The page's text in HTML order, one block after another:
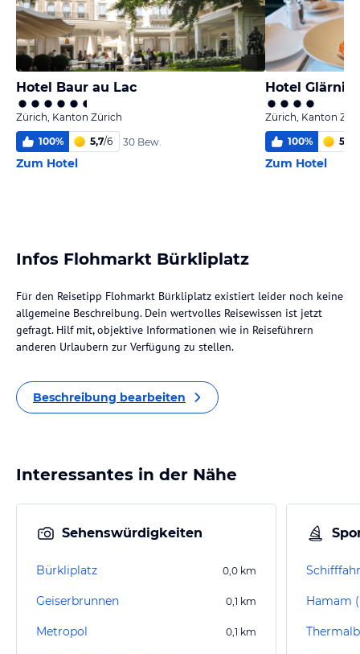
Hotel Baur au Lac
Zürich, Kanton Zürich
100% 5,7/6 30 Bew.
Zum Hotel
Hotel
Zürich, Kanton
100% 5,0
Zum Hotel
Infos Flohmarkt Bürkliplatz
Für den Reisetipp Flohmarkt Bürkliplatz existiert leider noch keine
allgemeine Beschreibung. Dein wertvolles Reisewissen ist jetzt
gefragt. Hilf mit, objektive Informationen wie in Reiseführern
anderen Urlaubern zur Verfügung zu stellen.
Beschreibung bearbeiten
Interessantes in der Nähe
Sehenswürdigkeiten
Bürkliplatz 0,0 km
Geiserbrunnen 0,1 km
Metropol 0,1 km